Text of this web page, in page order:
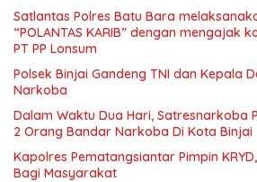
Satlantas Polres Batu Bara
“POLANTAS KARIB” dengan mengajak
PT PP Lonsum
Polsek Binjai Gandeng TNI dan Kepala
Narkoba
Dalam Waktu Dua Hari, Satresnarkoba
2 Orang Bandar Narkoba Di Kota Binjai
Kapolres Pematangsiantar Pimpin
Bagi Masyarakat